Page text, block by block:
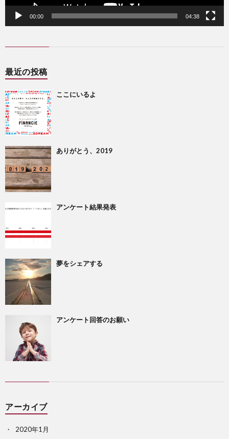
00:00 04:38
最近の投稿
ここにいるよ
ありがとう、2019
アンケート結果発表
夢をシェアする
アンケート回答のお願い
アーカイブ
2020年1月